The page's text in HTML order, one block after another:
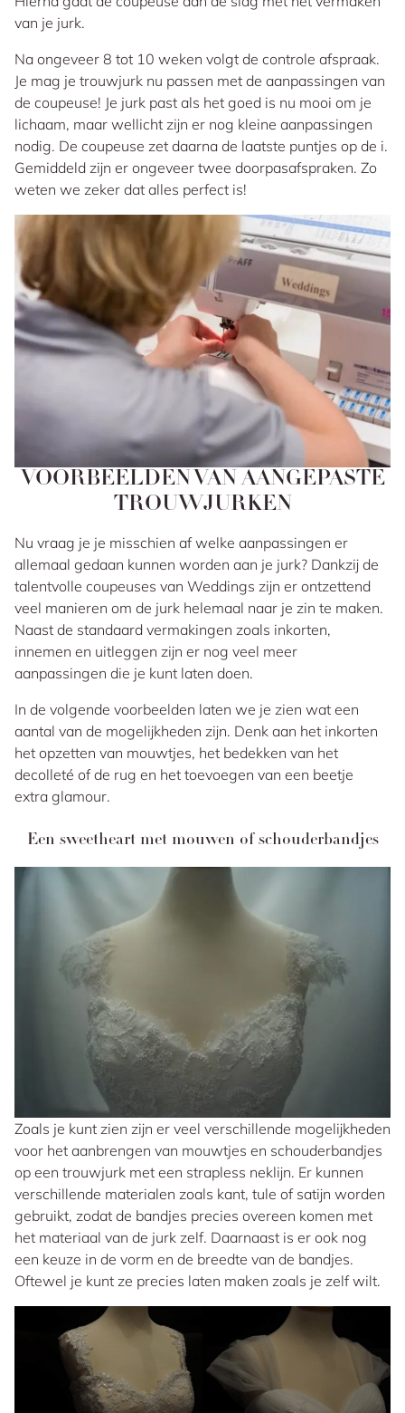
van je jurk.
Na ongeveer 8 tot 10 weken volgt de controle afspraak.
Je mag je trouwjurk nu passen met de aanpassingen van
de coupeuse! Je jurk past als het goed is nu mooi om je
lichaam, maar wellicht zijn er nog kleine aanpassingen
nodig. De coupeuse zet daarna de laatste puntjes op de i.
Gemiddeld zijn er ongeveer twee doorpasafspraken. Zo
weten we zeker dat alles perfect is!
VOORBEELDEN VAN AANGEPASTE
TROUWJURKEN
Nu vraag je je misschien af welke aanpassingen er
allemaal gedaan kunnen worden aan je jurk? Dankzij de
talentvolle coupeuses van Weddings zijn er ontzettend
veel manieren om de jurk helemaal naar je zin te maken.
Naast de standaard vermakingen zoals inkorten,
innemen en uitleggen zijn er nog veel meer
aanpassingen die je kunt laten doen.
In de volgende voorbeelden laten we je zien wat een
aantal van de mogelijkheden zijn. Denk aan het inkorten
het opzetten van mouwtjes, het bedekken van het
decolleté of de rug en het toevoegen van een beetje
extra glamour.
Een sweetheart met mouwen of schouderbandjes
Zoals je kunt zien zijn er veel verschillende mogelijkheden
voor het aanbrengen van mouwtjes en schouderbandjes
op een trouwjurk met een strapless neklijn. Er kunnen
verschillende materialen zoals kant, tule of satijn worden
gebruikt, zodat de bandjes precies overeen komen met
het materiaal van de jurk zelf. Daarnaast is er ook nog
een keuze in de vorm en de breedte van de bandjes.
Oftewel je kunt ze precies laten maken zoals je zelf wilt.